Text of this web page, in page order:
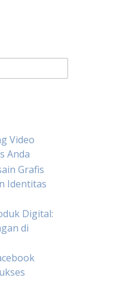
Video
Anda
Grafis
Identitas
Digital:
di